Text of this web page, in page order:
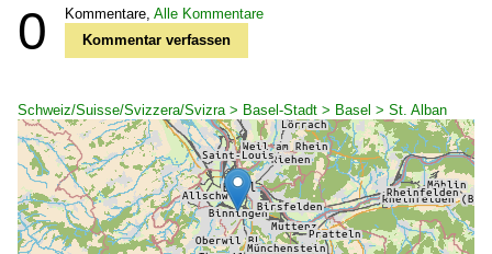
0 Kommentare, Alle Kommentare
Kommentar verfassen
Schweiz/Suisse/Svizzera/Svizra > Basel-Stadt > Basel > St. Alban